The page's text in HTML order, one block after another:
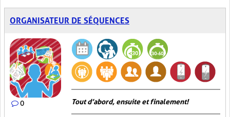
ORGANISATEUR DE SÉQUENCES
0 Tout d’abord, ensuite et finalement!